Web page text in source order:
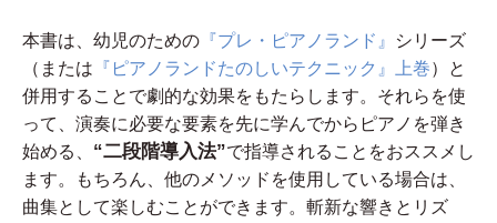
本書は、幼児のための 『プレ・ピアノランド』
シリーズ
（または 『ピアノランドたのしいテクニック』上巻）と
併用することで劇的な効果をもたらします。それらを使
って、演奏に必要な要素を先に学んでからピアノを弾き
始める、 “二段階導入法”で指導されることをおススメし
ます。もちろん、他のメソッドを使用している場合は、
曲集として楽しむことができます。斬新な響きとリズ